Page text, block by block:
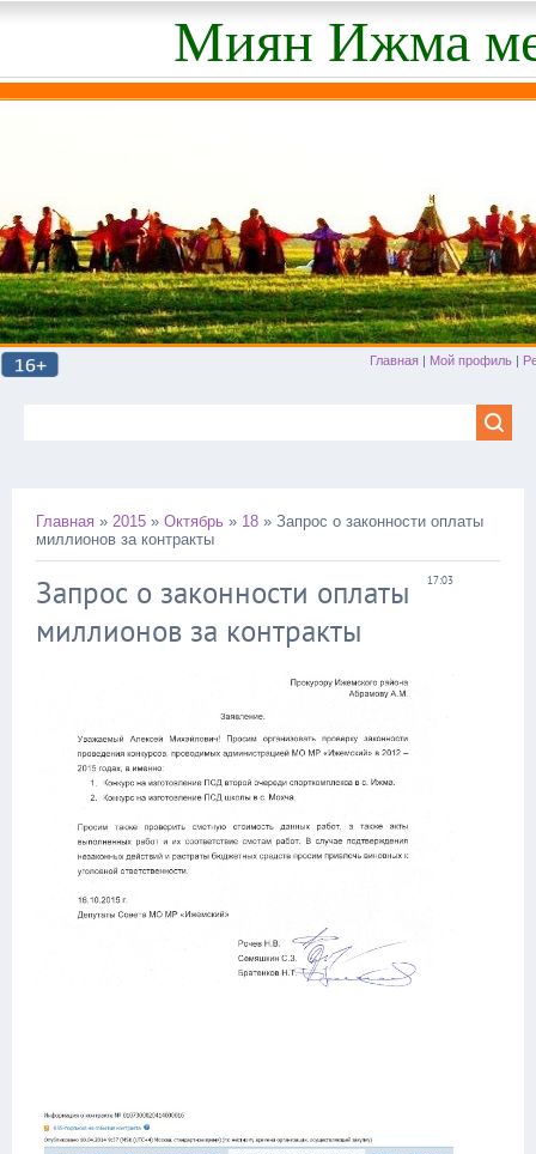
Миян Ижма
Главная | Мой профиль |
Главная » 2015 » Октябрь » 18 » Запрос о законности оплаты
миллионов за контракты
17:03
Запрос о законности оплаты
миллионов за контракты